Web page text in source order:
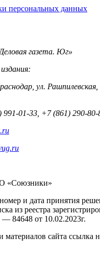
персональных данных
газета. Юг»
ул.
01-33, +7 (861) 290-80-
«Союзники»
и дата принятия
из реестра
84648 от 10.02.2023г.
материалов сайта ссылка